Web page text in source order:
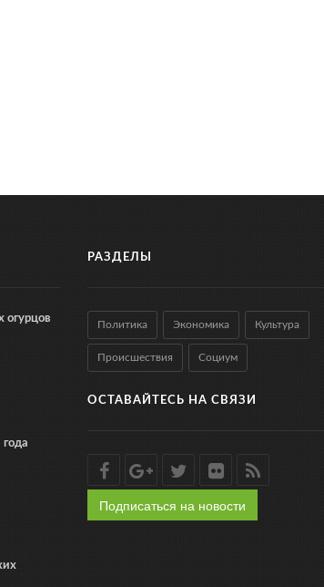
огурцов
РАЗДЕЛЫ
Политика Экономика Культура
Происшествия Социум
ОСТАВАЙТЕСЬ НА СВЯЗИ
Подписаться на новости